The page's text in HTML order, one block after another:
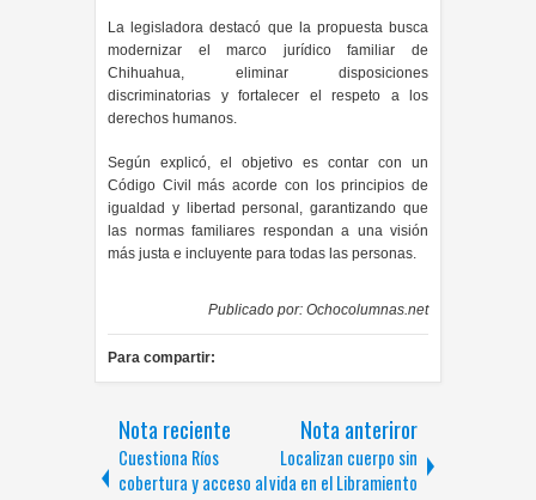
La legisladora destacó que la propuesta busca
modernizar el marco jurídico familiar de
Chihuahua, eliminar disposiciones
discriminatorias y fortalecer el respeto a los
derechos humanos.
Según explicó, el objetivo es contar con un
Código Civil más acorde con los principios de
igualdad y libertad personal, garantizando que
las normas familiares respondan a una visión
más justa e incluyente para todas las personas.
Publicado por: Ochocolumnas.net
Para compartir:
Nota reciente
Cuestiona Ríos
cobertura y acceso al
Nota anteriror
Localizan cuerpo sin
vida en el Libramiento